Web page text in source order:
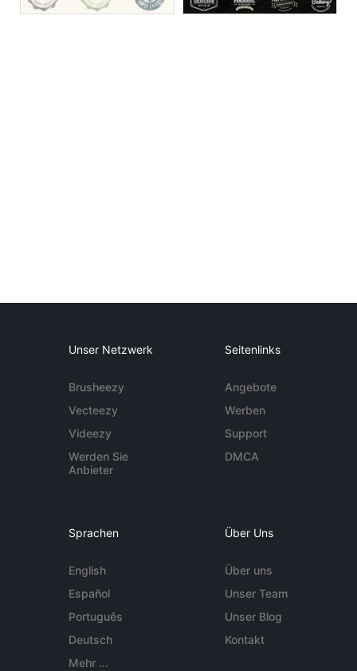
Unser Netzwerk
Brusheezy
Vecteezy
Videezy
Werden Sie
Anbieter
Seitenlinks
Angebote
Werben
Support
DMCA
Sprachen
English
Español
Português
Deutsch
Mehr ...
Über Uns
Über uns
Unser Team
Unser Blog
Kontakt